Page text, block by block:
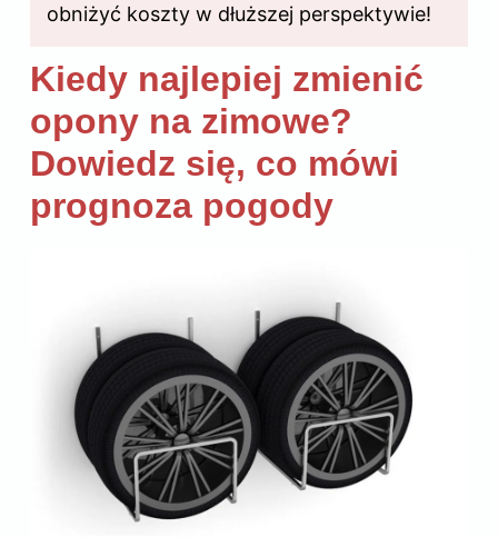
obniżyć koszty w dłuższej perspektywie!
Kiedy najlepiej zmienić
opony na zimowe?
Dowiedz się, co mówi
prognoza pogody